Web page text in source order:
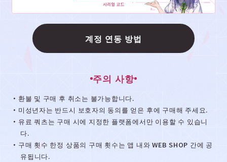
계정 연동 방법
주의 사항
・환불 및 구매 후 취소는 불가능합니다.
・미성년자는 반드시 보호자의 동의를 얻은 후에 구매해 주세요.
・유료 쿼츠는 구매 시에 지정한 플랫폼에서만 이용할 수 있습니
다.
・구매 횟수 한정 상품의 구매 횟수는 앱 내와 WEB SHOP 간에 공
유됩니다.